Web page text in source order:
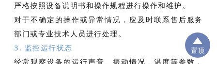
严格按照设备说明书和操作规程进行操作和维护。
对于不确定的操作或异常情况，应及时联系售后服务
部门或专业技术人员进行处理。
3. 监控运行状态
经常观察设备的运行声音、振动情况、温度等参数，
置顶